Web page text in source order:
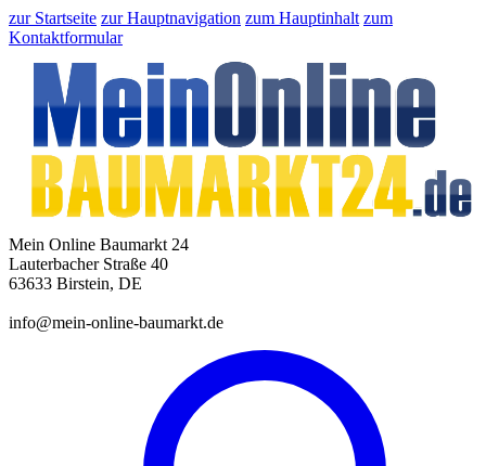
zur Startseite zur Hauptnavigation zum Hauptinhalt zum
Kontaktformular
Mein Online Baumarkt 24
Lauterbacher Straße 40
63633 Birstein, DE
info@mein-online-baumarkt.de